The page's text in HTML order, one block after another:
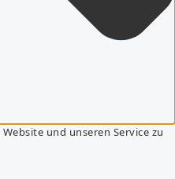
und unseren Service zu